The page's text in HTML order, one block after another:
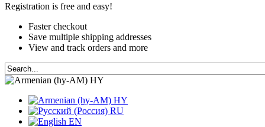
Registration is free and easy!
Faster checkout
Save multiple shipping addresses
View and track orders and more
HY
HY
RU
EN